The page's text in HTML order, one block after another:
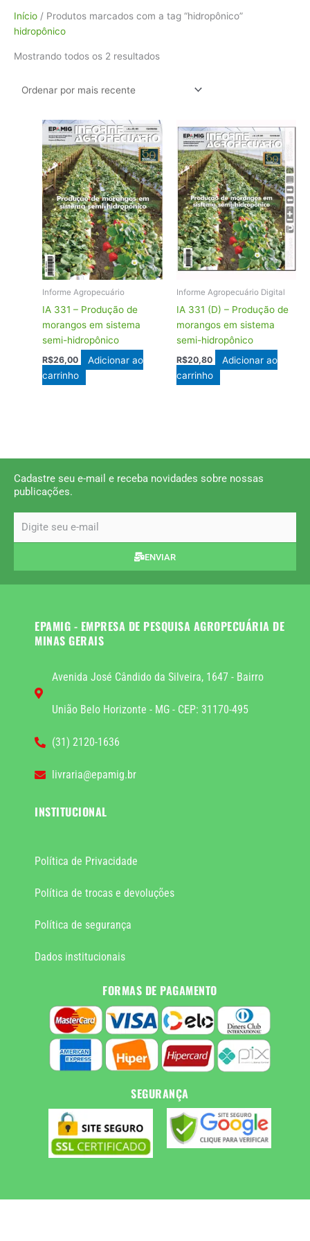
Início / Produtos marcados com a tag “hidropônico”
hidropônico
Mostrando todos os 2 resultados
Classificado
recente
Informe Agropecuário
IA 331 – Produção de
morangos em sistema
semi-hidropônico
R$26,00
Adicionar ao
carrinho
Informe Agropecuário Digital
IA 331 (D) – Produção de
morangos em sistema
semi-hidropônico
R$20,80
Adicionar ao
carrinho
Cadastre seu e-mail e receba novidades sobre nossas
publicações.
ENVIAR
EPAMIG - EMPRESA DE PESQUISA AGROPECUÁRIA DE
MINAS GERAIS
Avenida José Cândido da Silveira, 1647 - Bairro
União Belo Horizonte - MG - CEP: 31170-495
(31) 2120-1636
livraria@epamig.br
INSTITUCIONAL
Política de Privacidade
Política de trocas e devoluções
Política de segurança
Dados institucionais
FORMAS DE PAGAMENTO
SEGURANÇA